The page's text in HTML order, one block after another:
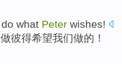
do what Peter wishes!
做彼得希望我们做的！